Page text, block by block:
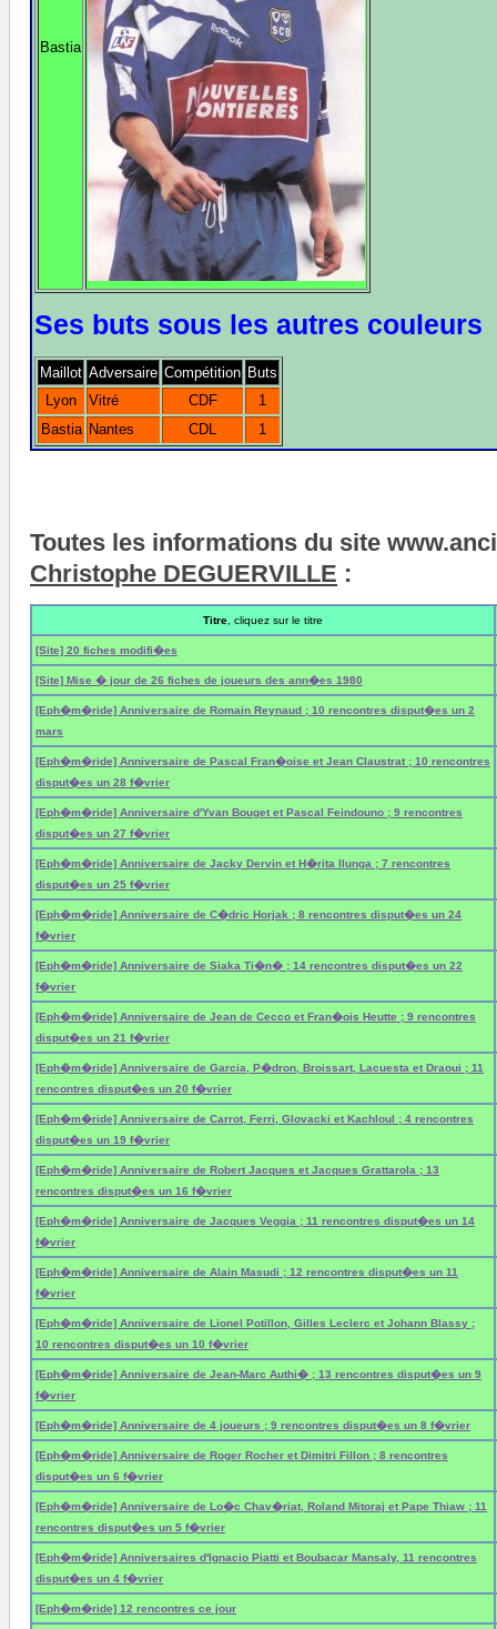
Bastia
Ses buts sous les autres couleurs
Maillot Adversaire Compétition Buts
Lyon
Vitré CDF
1
Bastia Nantes CDL 1
Toutes les informations du site
Christophe DEGUERVILLE :
Titre , cliquez sur le titre
[Site] 20 fiches modifi�es
[Site] Mise � jour de 26 fiches de joueurs des ann�es 1980
[Eph�m�ride] Anniversaire de Romain Reynaud ; 10 rencontres disput�es un 2
mars
[Eph�m�ride] Anniversaire de Pascal Fran�oise et Jean Claustrat ; 10 rencontres
disput�es un 28 f�vrier
[Eph�m�ride] Anniversaire d'Yvan Bouget et Pascal Feindouno ; 9 rencontres
disput�es un 27 f�vrier
[Eph�m�ride] Anniversaire de Jacky Dervin et H�rita Ilunga ; 7 rencontres
disput�es un 25 f�vrier
[Eph�m�ride] Anniversaire de C�dric Horjak ; 8 rencontres disput�es un 24
f�vrier
[Eph�m�ride] Anniversaire de Siaka Ti�n� ; 14 rencontres disput�es un 22
f�vrier
[Eph�m�ride] Anniversaire de Jean de Cecco et Fran�ois Heutte ; 9 rencontres
disput�es un 21 f�vrier
[Eph�m�ride] Anniversaire de Garcia, P�dron, Broissart, Lacuesta et Draoui ; 11
rencontres disput�es un 20 f�vrier
[Eph�m�ride] Anniversaire de Carrot, Ferri, Glovacki et Kachloul ; 4 rencontres
disput�es un 19 f�vrier
[Eph�m�ride] Anniversaire de Robert Jacques et Jacques Grattarola ; 13
rencontres disput�es un 16 f�vrier
[Eph�m�ride] Anniversaire de Jacques Veggia ; 11 rencontres disput�es un 14
f�vrier
[Eph�m�ride] Anniversaire de Alain Masudi ; 12 rencontres disput�es un 11
f�vrier
[Eph�m�ride] Anniversaire de Lionel Potillon, Gilles Leclerc et Johann Blassy ;
10 rencontres disput�es un 10 f�vrier
[Eph�m�ride] Anniversaire de Jean-Marc Authi� ; 13 rencontres disput�es un 9
f�vrier
[Eph�m�ride] Anniversaire de 4 joueurs ; 9 rencontres disput�es un 8 f�vrier
[Eph�m�ride] Anniversaire de Roger Rocher et Dimitri Fillon ; 8 rencontres
disput�es un 6 f�vrier
[Eph�m�ride] Anniversaire de Lo�c Chav�riat, Roland Mitoraj et Pape Thiaw ; 11
rencontres disput�es un 5 f�vrier
[Eph�m�ride] Anniversaires d'Ignacio Piatti et Boubacar Mansaly, 11 rencontres
disput�es un 4 f�vrier
[Eph�m�ride] 12 rencontres ce jour